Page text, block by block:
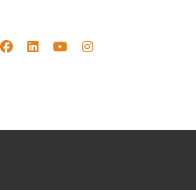
facebook
linkedinyoutubeinstagram